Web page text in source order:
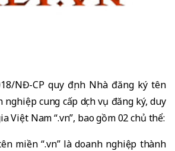
NĐ-CP quy định Nhà đăng ký tên
nghiệp cung cấp dịch vụ đăng ký, duy
Việt Nam “.vn”, bao gồm 02 chủ thể:
miền “.vn” là doanh nghiệp thành